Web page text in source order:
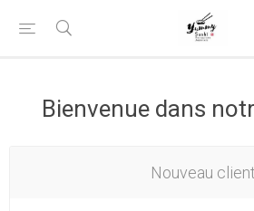
Bienvenue dans
Nouveau client